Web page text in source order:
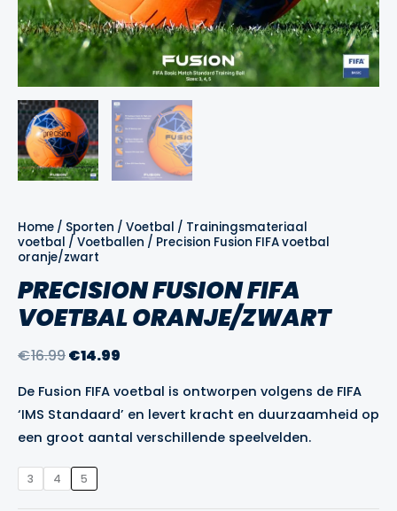
Home / Sporten / Voetbal / Trainingsmateriaal
voetbal / Voetballen / Precision Fusion FIFA voetbal
oranje/zwart
PRECISION FUSION FIFA
VOETBAL ORANJE/ZWART
€16.99Oorspronkelijke
was:
€16.99.
€14.99
is:
€14.99.
De Fusion FIFA voetbal is ontworpen volgens de FIFA
‘IMS Standaard’ en levert kracht en duurzaamheid op
een groot aantal verschillende speelvelden.
3 4 5